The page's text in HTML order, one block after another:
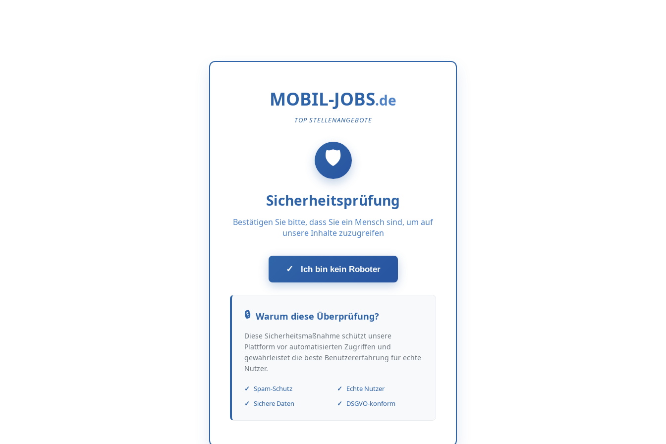
MOBIL-JOBS
TOP STELLENANGEBOTE
Sicherheitsprüfung
Bestätigen Sie bitte, dass Sie ein Mensch sind, um auf
unsere Inhalte zuzugreifen
✓ Ich bin kein Roboter
Warum diese Überprüfung?
Diese Sicherheitsmaßnahme schützt unsere
Plattform vor automatisierten Zugriffen und
gewährleistet die beste Benutzererfahrung für echte
Nutzer.
Spam-Schutz
Echte Nutzer
Sichere Daten
DSGVO-konform